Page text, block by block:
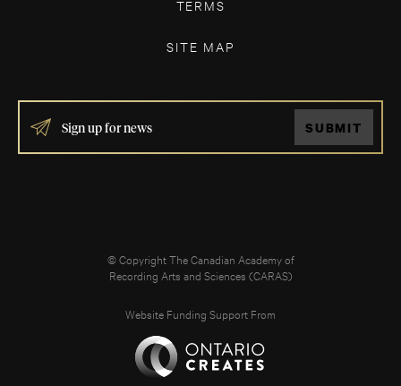
TERMS
SITE MAP
IF
YOU
ARE
SUBMIT
© Copyright The Canadian Academy of
Recording Arts and Sciences (CARAS)
Website Funding Support From